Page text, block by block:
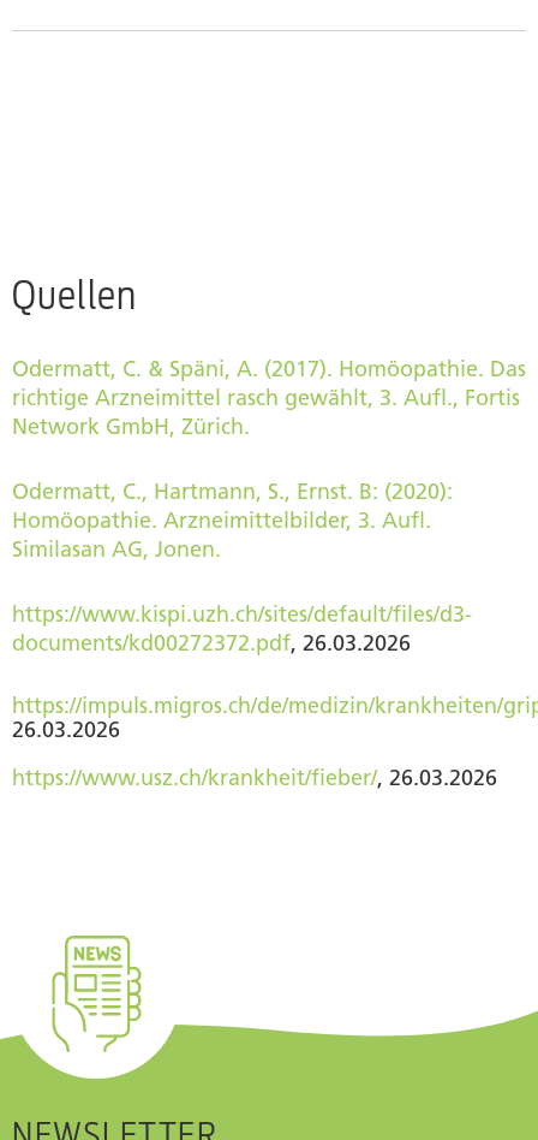
lernt Sie jeden Tag: planen ist gut, flexibel sein ein
Quellen
Odermatt, C. & Späni, A. (2017). Homöopathie. Das
richtige Arzneimittel rasch gewählt, 3. Aufl., Fortis
Network GmbH, Zürich.
Odermatt, C., Hartmann, S., Ernst. B: (2020):
Homöopathie. Arzneimittelbilder, 3. Aufl.
Similasan AG, Jonen.
https://www.kispi.uzh.ch/sites/default/files/d3-
documents/kd00272372.pdf, 26.03.2026
https://impuls.migros.ch/de/medizin/krankheiten/
26.03.2026
https://www.usz.ch/krankheit/fieber/, 26.03.2026